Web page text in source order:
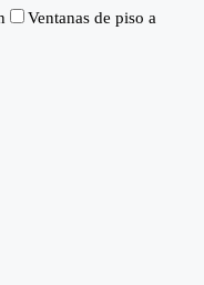
Ventanas de piso a